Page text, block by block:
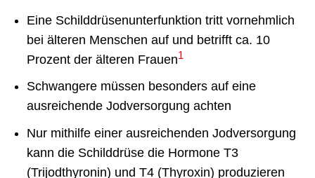
Eine Schilddrüsenunterfunktion tritt vornehmlich
bei älteren Menschen auf und betrifft ca. 10
Prozent der älteren Frauen1
Schwangere müssen besonders auf eine
ausreichende Jodversorgung achten
Nur mithilfe einer ausreichenden Jodversorgung
kann die Schilddrüse die Hormone T3
(Trijodthyronin) und T4 (Thyroxin) produzieren